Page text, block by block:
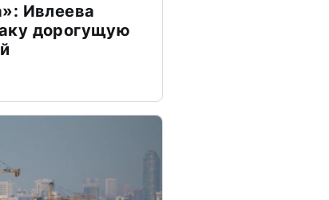
Ивлеева
дорогущую